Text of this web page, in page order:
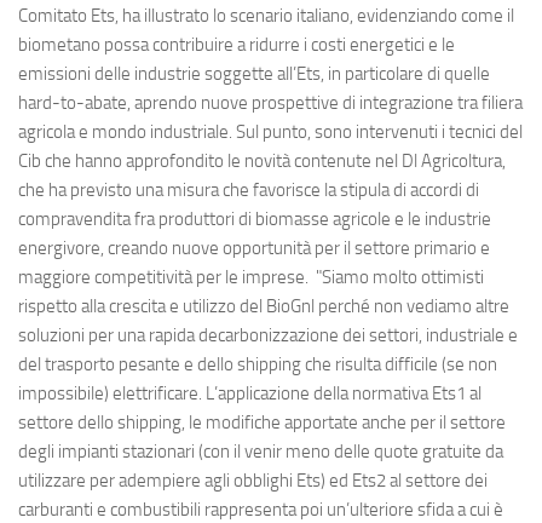
Comitato Ets, ha illustrato lo scenario italiano, evidenziando come il
biometano possa contribuire a ridurre i costi energetici e le
emissioni delle industrie soggette all’Ets, in particolare di quelle
hard-to-abate, aprendo nuove prospettive di integrazione tra filiera
agricola e mondo industriale. Sul punto, sono intervenuti i tecnici del
Cib che hanno approfondito le novità contenute nel Dl Agricoltura,
che ha previsto una misura che favorisce la stipula di accordi di
compravendita fra produttori di biomasse agricole e le industrie
energivore, creando nuove opportunità per il settore primario e
maggiore competitività per le imprese. "Siamo molto ottimisti
rispetto alla crescita e utilizzo del BioGnl perché non vediamo altre
soluzioni per una rapida decarbonizzazione dei settori, industriale e
del trasporto pesante e dello shipping che risulta difficile (se non
impossibile) elettrificare. L’applicazione della normativa Ets1 al
settore dello shipping, le modifiche apportate anche per il settore
degli impianti stazionari (con il venir meno delle quote gratuite da
utilizzare per adempiere agli obblighi Ets) ed Ets2 al settore dei
carburanti e combustibili rappresenta poi un’ulteriore sfida a cui è